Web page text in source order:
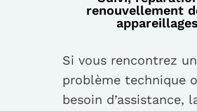
renouvellement
appareillages
Si vous rencontrez un
problème technique
besoin d’assistance,